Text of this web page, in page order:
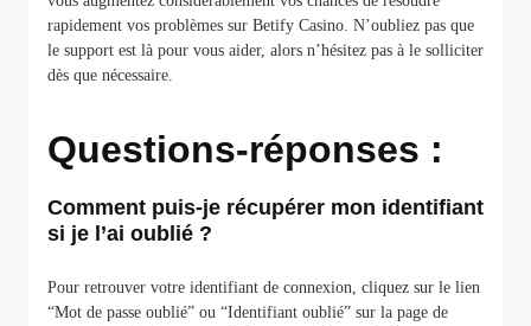
rapidement vos problèmes sur Betify Casino. N’oubliez pas que
le support est là pour vous aider, alors n’hésitez pas à le solliciter
dès que nécessaire.
Questions-réponses :
Comment puis-je récupérer mon identifiant
si je l’ai oublié ?
Pour retrouver votre identifiant de connexion, cliquez sur le lien
“Mot de passe oublié” ou “Identifiant oublié” sur la page de